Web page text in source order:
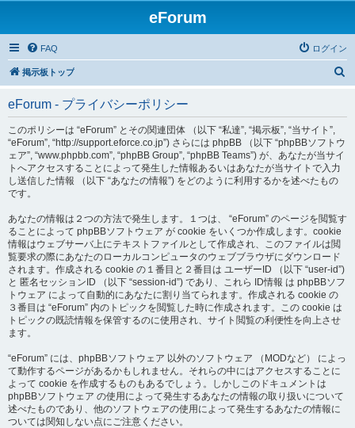
eForum
FAQ ログイン
掲示板トップ
eForum - プライバシーポリシー
このポリシーは “eForum” とその関連団体 （以下 “私達”, “掲示板”, “当サイト”,
“eForum”, “http://support.eforce.co.jp”) さらには phpBB （以下 “phpBBソフトウ
ェア”, “www.phpbb.com”, “phpBB Group”, “phpBB Teams”) が、あなたが当サイ
トへアクセスすることによって発生した情報あるいはあなたが当サイトで入力
し送信した情報 （以下 “あなたの情報”) をどのように利用するかを述べたもの
です。
あなたの情報は２つの方法で発生します。１つは、 “eForum” のページを閲覧す
ることによって phpBBソフトウェア が cookie をいくつか作成します。cookie
情報はウェブサーバ上にテキストファイルとして作成され、このファイルは閲
覧要求の際にあなたのローカルコンピュータのウェブブラウザにダウンロード
されます。作成される cookie の１番目と２番目は ユーザーID （以下 “user-id”)
と 匿名セッションID （以下 “session-id”) であり、これら ID情報 は phpBBソフ
トウェア によって自動的にあなたに割り当てられます。作成される cookie の
３番目は “eForum” 内のトピックを閲覧した時に作成されます。この cookie は
トピックの既読情報を保管するのに使用され、サイト閲覧の利便性を向上させ
ます。
“eForum” には、phpBBソフトウェア 以外のソフトウェア （MODなど） によっ
て動作するページがあるかもしれません。それらの中にはアクセスすることに
よって cookie を作成するものもあるでしょう。しかしこのドキュメントは
phpBBソフトウェア の使用によって発生するあなたの情報の取り扱いについて
述べたものであり、他のソフトウェアの使用によって発生するあなたの情報に
ついては関知しない点にご注意ください。